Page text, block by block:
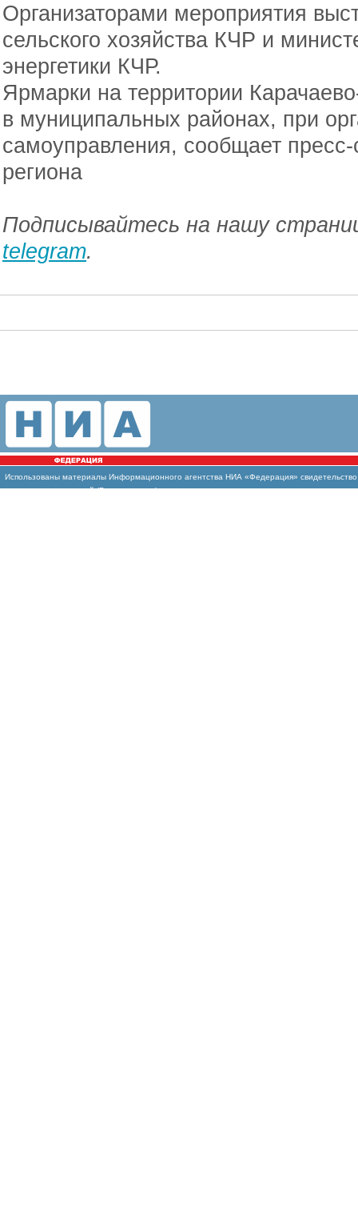
Организаторами мероприятия
сельского хозяйства КЧР и
энергетики КЧР.
Ярмарки на территории
в муниципальных районах, при
самоуправления, сообщает
региона
Подписывайтесь на нашу
telegram.
Использованы материалы Информационного агентства НИА «Федерация»
массовых коммуникаций (Роскомнадзор)